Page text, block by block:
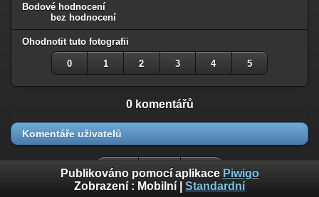
Bodové hodnocení
bez hodnocení
Ohodnotit tuto fotografii
0 1 2 3 4 5
0 komentářů
Komentáře uživatelů
Publikováno pomocí aplikace Piwigo
Zobrazení : Mobilní Standardní